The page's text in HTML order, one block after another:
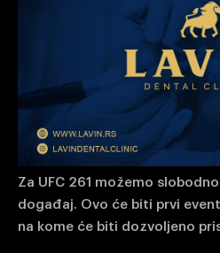
Za UFC 261 možemo
događaj. Ovo će biti prvi
na kome će biti dozvoljeno